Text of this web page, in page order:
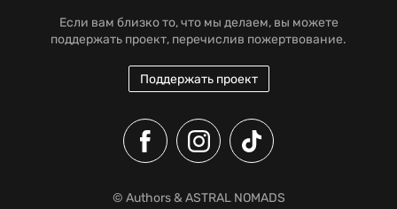
Если вам близко то, что мы делаем, вы можете
поддержать проект, перечислив пожертвование.
Поддержать проект
© Authors & ASTRAL NOMADS